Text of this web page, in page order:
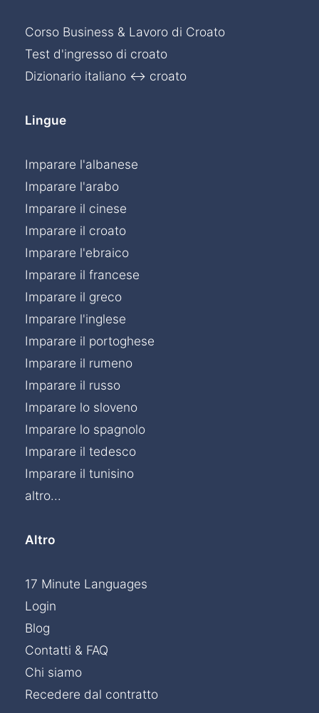
Corso Business & Lavoro di Croato
Test d'ingresso di croato
Dizionario italiano ↔ croato
Lingue
Imparare l'albanese
Imparare l'arabo
Imparare il cinese
Imparare il croato
Imparare l'ebraico
Imparare il francese
Imparare il greco
Imparare l'inglese
Imparare il portoghese
Imparare il rumeno
Imparare il russo
Imparare lo sloveno
Imparare lo spagnolo
Imparare il tedesco
Imparare il tunisino
altro...
Altro
17 Minute Languages
Login
Blog
Contatti & FAQ
Chi siamo
Recedere dal contratto